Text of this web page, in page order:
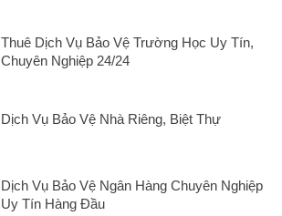
Thuê Dịch Vụ Bảo Vệ Trường Học Uy Tín,
Chuyên Nghiệp 24/24
Dịch Vụ Bảo Vệ Nhà Riêng, Biệt Thự
Dịch Vụ Bảo Vệ Ngân Hàng Chuyên Nghiệp
Uy Tín Hàng Đầu